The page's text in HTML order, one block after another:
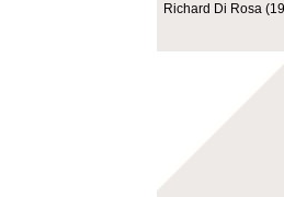
Richard Di Rosa